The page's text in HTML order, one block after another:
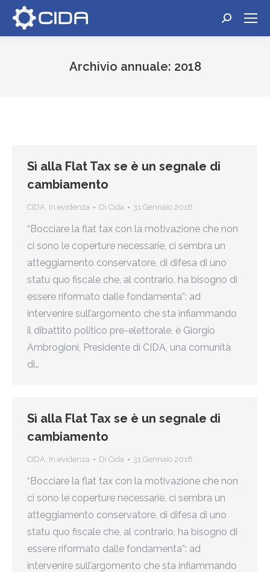
Cerca:
Archivio annuale: 2018
Sì alla Flat Tax se è un segnale di
cambiamento
CIDA, In evidenza Di Cida 31 Gennaio 2018
“Bocciare la flat tax con la motivazione che non
ci sono le coperture necessarie, ci sembra un
atteggiamento conservatore, di difesa di uno
statu quo fiscale che, al contrario, ha bisogno di
essere riformato dalle fondamenta”: ad
intervenire sull’argomento che sta infiammando
il dibattito politico pre-elettorale, è Giorgio
Ambrogioni, Presidente di CIDA, una comunità
di…
Sì alla Flat Tax se è un segnale di
cambiamento
CIDA, In evidenza Di Cida 31 Gennaio 2018
“Bocciare la flat tax con la motivazione che non
ci sono le coperture necessarie, ci sembra un
atteggiamento conservatore, di difesa di uno
statu quo fiscale che, al contrario, ha bisogno di
essere riformato dalle fondamenta”: ad
intervenire sull’argomento che sta infiammando